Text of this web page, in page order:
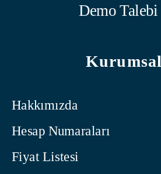
Demo Talebi
Kurumsal
Hakkımızda
Hesap Numaraları
Fiyat Listesi